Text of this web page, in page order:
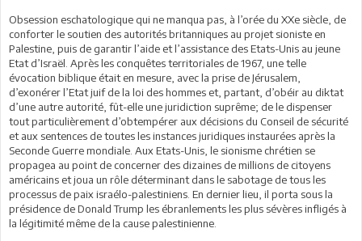
Obsession eschatologique qui ne manqua pas, à l’orée du XXe siècle, de
conforter le soutien des autorités britanniques au projet sioniste en
Palestine, puis de garantir l’aide et l’assistance des Etats-Unis au jeune
Etat d’Israël. Après les conquêtes territoriales de 1967, une telle
évocation biblique était en mesure, avec la prise de Jérusalem,
d’exonérer l’Etat juif de la loi des hommes et, partant, d’obéir au diktat
d’une autre autorité, fût-elle une juridiction suprême; de le dispenser
tout particulièrement d’obtempérer aux décisions du Conseil de sécurité
et aux sentences de toutes les instances juridiques instaurées après la
Seconde Guerre mondiale. Aux Etats-Unis, le sionisme chrétien se
propagea au point de concerner des dizaines de millions de citoyens
américains et joua un rôle déterminant dans le sabotage de tous les
processus de paix israélo-palestiniens. En dernier lieu, il porta sous la
présidence de Donald Trump les ébranlements les plus sévères infligés à
la légitimité même de la cause palestinienne.